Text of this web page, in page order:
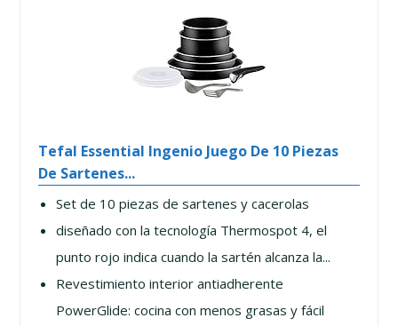
Tefal Essential Ingenio Juego De 10 Piezas
De Sartenes...
Set de 10 piezas de sartenes y cacerolas
diseñado con la tecnología Thermospot 4, el
punto rojo indica cuando la sartén alcanza la...
Revestimiento interior antiadherente
PowerGlide: cocina con menos grasas y fácil